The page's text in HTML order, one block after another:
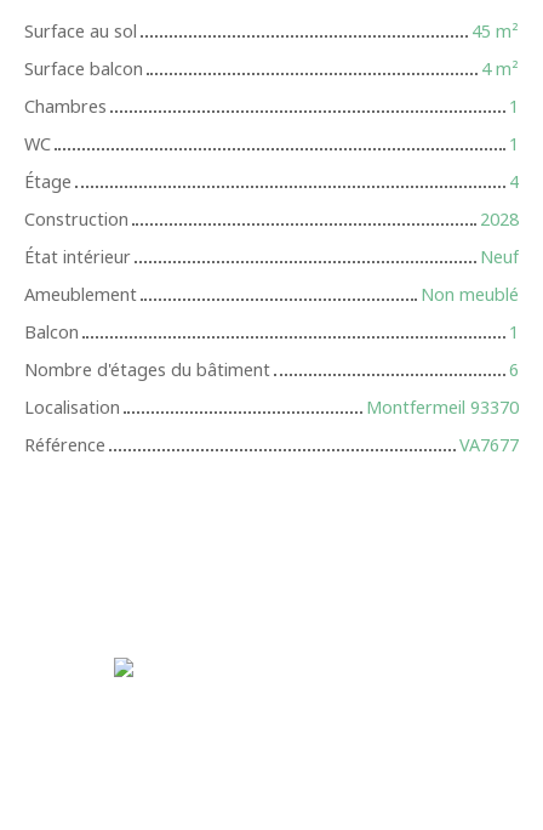
Surface au sol 45 m²
Surface balcon
4m²
Chambres
1
WC
1
Étage
4
Construction
2028
État intérieur
Neuf
Ameublement
Non meublé
Balcon
1
Nombre d'étages du bâtiment
6
Localisation
Montfermeil 93370
Référence
VA7677